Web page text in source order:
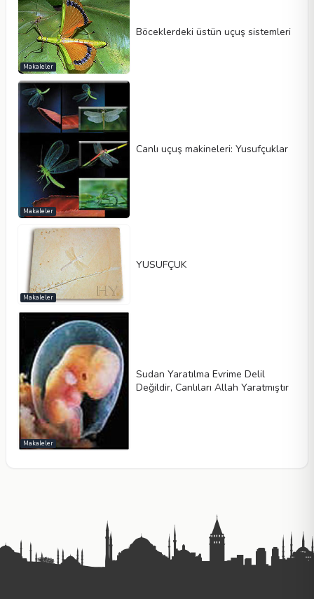
Makaleler
Böceklerdeki üstün uçuş sistemleri
Makaleler
Canlı uçuş makineleri: Yusufçuklar
Makaleler
YUSUFÇUK
Makaleler
Sudan Yaratılma Evrime Delil
Değildir, Canlıları Allah Yaratmıştır